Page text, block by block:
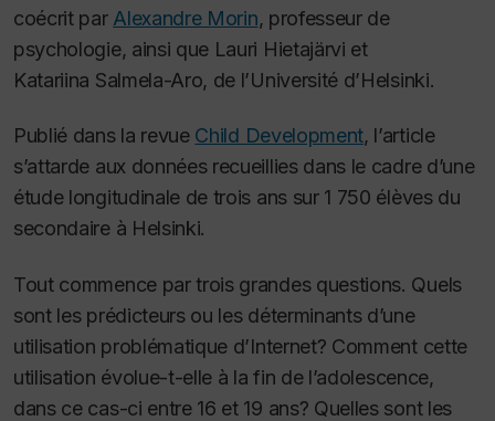
coécrit par Alexandre Morin, professeur de
psychologie, ainsi que Lauri Hietajärvi et
Katariina Salmela-Aro, de l’Université d’Helsinki.
Publié dans la revue Child Development, l’article
s’attarde aux données recueillies dans le cadre d’une
étude longitudinale de trois ans sur 1 750 élèves du
secondaire à Helsinki.
Tout commence par trois grandes questions. Quels
sont les prédicteurs ou les déterminants d’une
utilisation problématique d’Internet? Comment cette
utilisation évolue-t-elle à la fin de l’adolescence,
dans ce cas-ci entre 16 et 19 ans? Quelles sont les